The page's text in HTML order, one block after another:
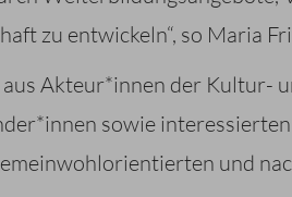
zu entwickeln“, so Maria
Akteur*innen der Kultur-
sowie
und